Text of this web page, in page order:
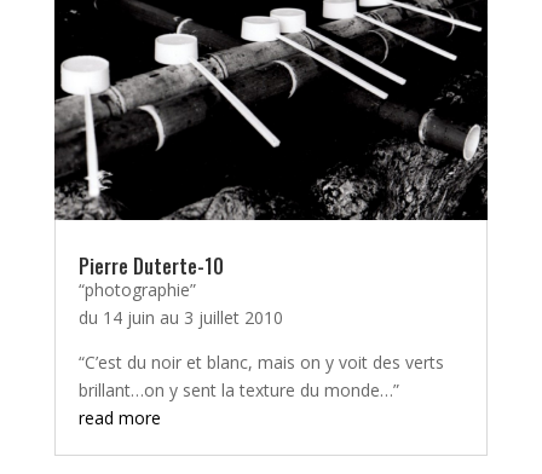
Pierre Duterte-10
“photographie”
du 14 juin au 3 juillet 2010
“C’est du noir et blanc, mais on y voit des verts
brillant…on y sent la texture du monde…”
read more